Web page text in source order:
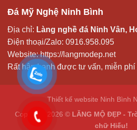
Đá Mỹ Nghệ Ninh Bình
Địa chỉ: Làng nghề đá Ninh Vân,
Điện thoại/Zalo: 0916.958.095
Website:https://langmodep.net
Rất hân hạnh được tư vấn, miễn phí
Thiết kế website Ninh Bình
Copyright 2026 © LĂNG MỘ ĐẸP -
chữ Hiếu!